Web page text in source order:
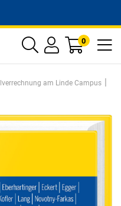
0
am Linde Campus |